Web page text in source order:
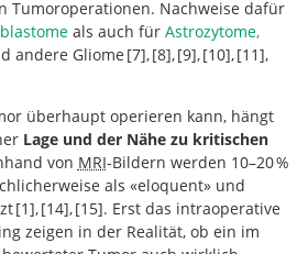
Tumoroperationen. Nachweise dafür
als auch für Astrozytome,
andere Gliome 7
term outcome of low-grade
, 8
in glioblastoma multiforme:
for bias.
, 9
resection in glioma surgery: a
trial.
, 10
the visualization of 5-
in low-grade gliomas.
, 11
of resection with survival in
brain astrocytoma.
,
Extent of
associated with
hemispheric infiltrating low-
A multivariate
with glioblastoma multiforme:
and survival.
überhaupt operieren kann, hängt
Lage und der Nähe zu kritischen
von MRI-Bildern werden 10–20 %
als «eloquent» und
1
Functional mapping-
, 14 , 15
Fluorescence-
. Erst das intraoperative
zeigen in der Realität, ob ein im